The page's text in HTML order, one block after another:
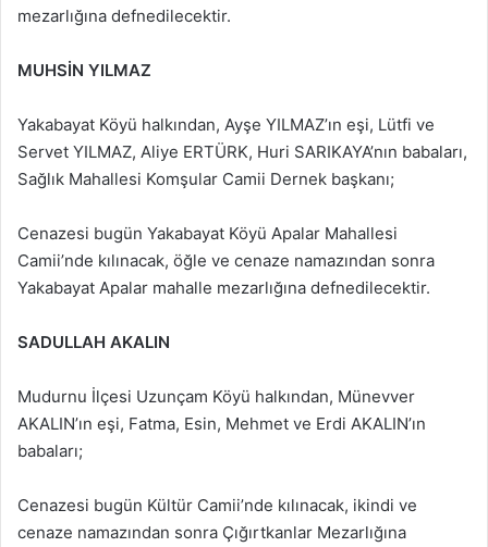
mezarlığına defnedilecektir.
MUHSİN YILMAZ
Yakabayat Köyü halkından, Ayşe YILMAZ’ın eşi, Lütfi ve
Servet YILMAZ, Aliye ERTÜRK, Huri SARIKAYA’nın babaları,
Sağlık Mahallesi Komşular Camii Dernek başkanı;
Cenazesi bugün Yakabayat Köyü Apalar Mahallesi
Camii’nde kılınacak, öğle ve cenaze namazından sonra
Yakabayat Apalar mahalle mezarlığına defnedilecektir.
SADULLAH AKALIN
Mudurnu İlçesi Uzunçam Köyü halkından, Münevver
AKALIN’ın eşi, Fatma, Esin, Mehmet ve Erdi AKALIN’ın
babaları;
Cenazesi bugün Kültür Camii’nde kılınacak, ikindi ve
cenaze namazından sonra Çığırtkanlar Mezarlığına